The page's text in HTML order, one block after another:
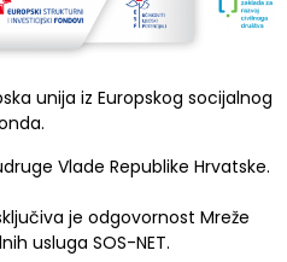
unija iz Europskog socijalnog
Vlade Republike Hrvatske.
je odgovornost Mreže
usluga SOS-NET.